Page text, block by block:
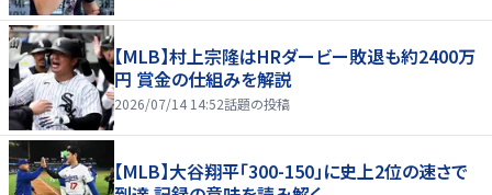
【MLB】村上宗隆はHRダービー敗退も約2400万
円 賞金の仕組みを解説
2026/07/14 14:52話題の投稿
【MLB】大谷翔平「300-150」に史上2位の速さで